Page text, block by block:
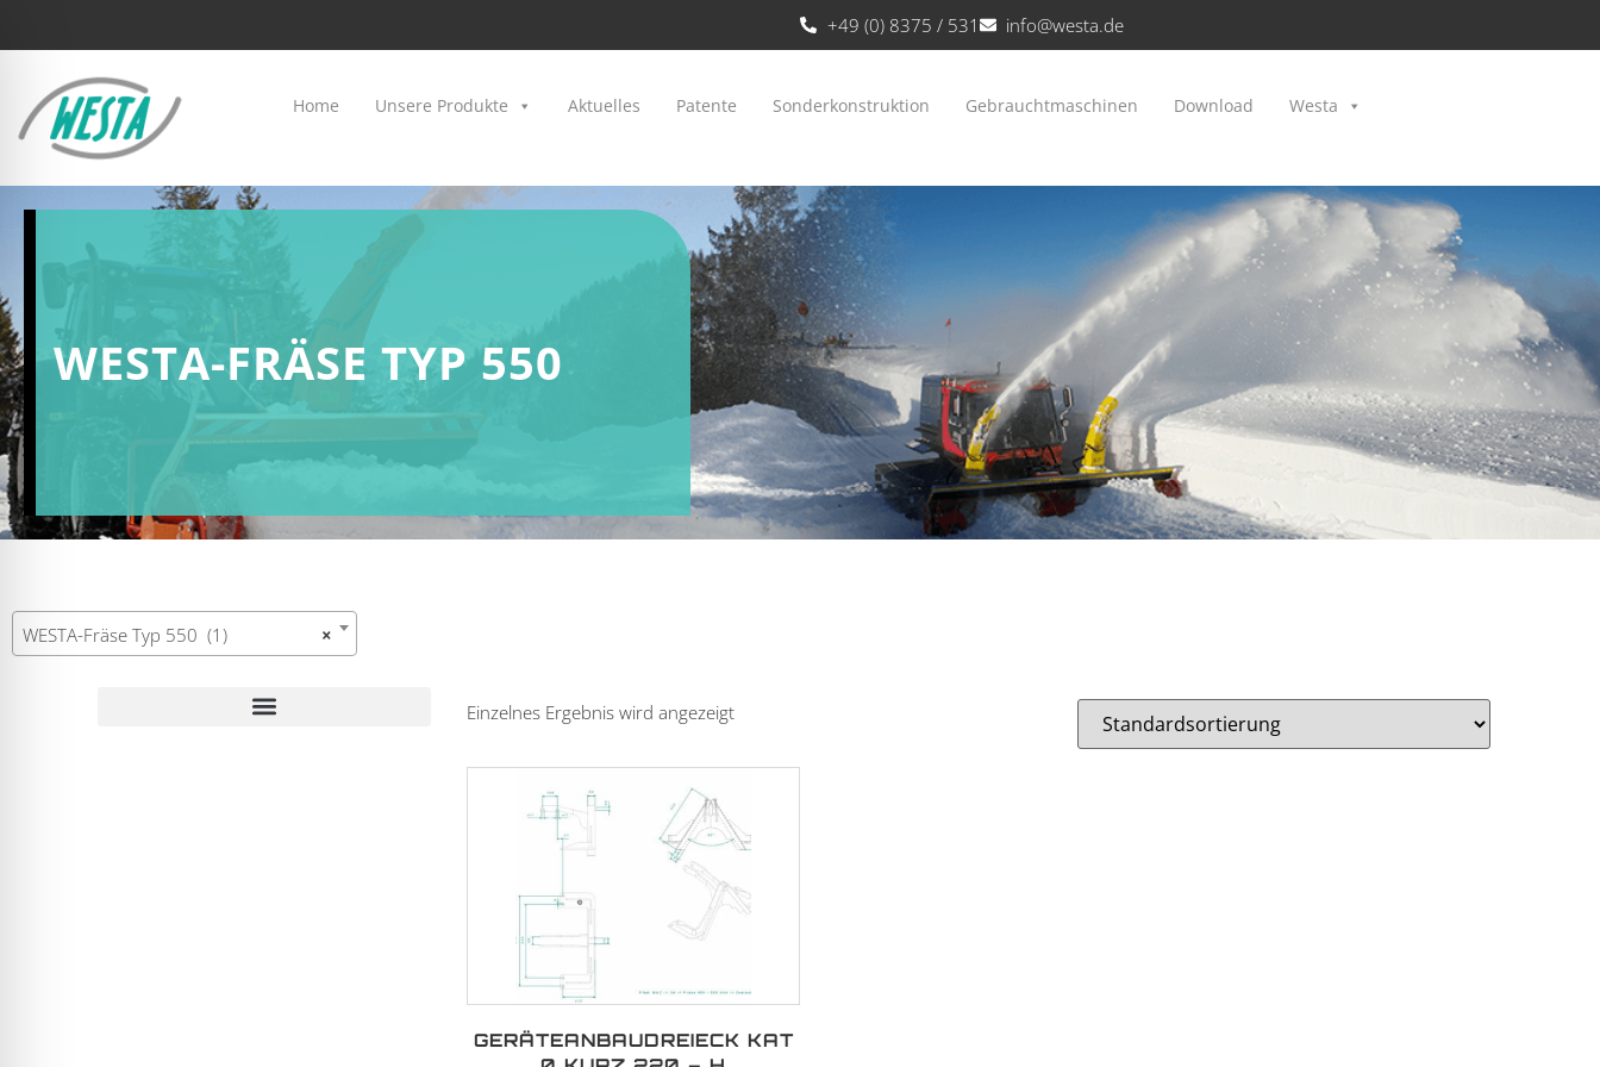
+49 (0) 8375 / 531 info@westa.de
Home Unsere Produkte Aktuelles Patente Sonderkonstruktion Gebrauchtmaschinen Download Westa
WESTA-FRÄSE TYP 550
×
WESTA-Fräse Typ 550 (1)
Einzelnes Ergebnis wird angezeigt
GERÄTEANBAUDREIECK KAT